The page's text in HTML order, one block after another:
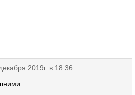
2019г. в 18:36